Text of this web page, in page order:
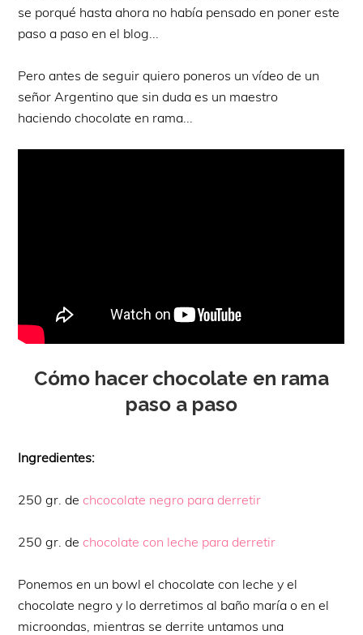
se porqué hasta ahora no había pensado en poner este
paso a paso en el blog...
Pero antes de seguir quiero poneros un vídeo de un
señor Argentino que sin duda es un maestro
haciendo chocolate en rama...
Cómo hacer chocolate en rama
paso a paso
Ingredientes:
250 gr. de chcocolate negro para derretir
250 gr. de chocolate con leche para derretir
Ponemos en un bowl el chocolate con leche y el
chocolate negro y lo derretimos al baño maría o en el
microondas, mientras se derrite untamos una